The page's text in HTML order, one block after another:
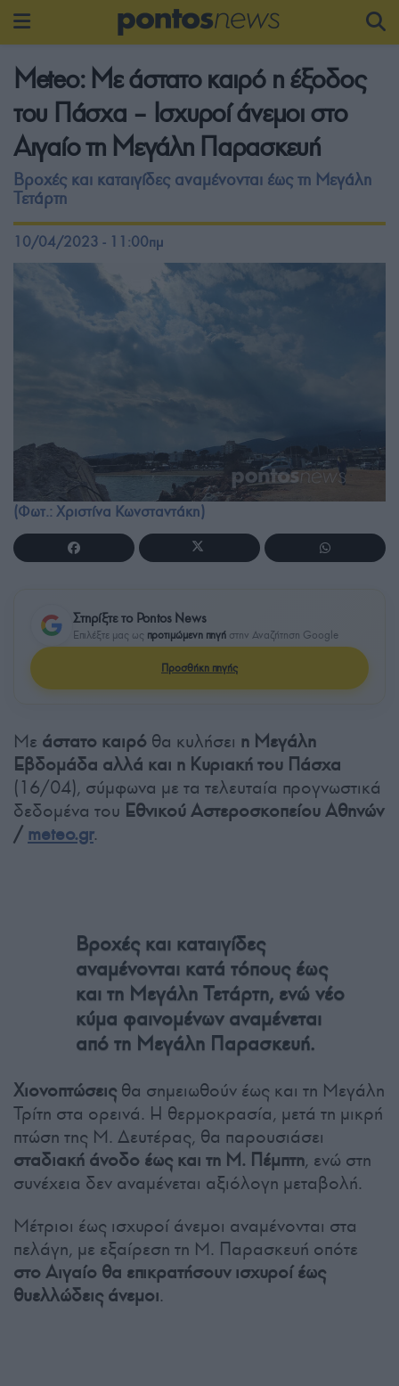
Meteo: Με άστατο καιρό η έξοδος
του Πάσχα – Ισχυροί άνεμοι στο
Αιγαίο τη Μεγάλη Παρασκευή
Βροχές και καταιγίδες αναμένονται έως τη Μεγάλη
Τετάρτη
10/04/2023 - 11:00πμ
(Φωτ.: Χριστίνα Κωνσταντάκη)
Στηρίξτε το Pontos News
Επιλέξτε μας ως προτιμώμενη πηγή στην Αναζήτηση Google
Προσθήκη πηγής
Με άστατο καιρό θα κυλήσει η Μεγάλη
Εβδομάδα αλλά και η Κυριακή του Πάσχα
(16/04), σύμφωνα με τα τελευταία προγνωστικά
δεδομένα του Εθνικού Αστεροσκοπείου Αθηνών
/ meteo.gr.
Βροχές και καταιγίδες
αναμένονται κατά τόπους έως
και τη Μεγάλη Τετάρτη, ενώ νέο
κύμα φαινομένων αναμένεται
από τη Μεγάλη Παρασκευή.
Χιονοπτώσειςθα σημειωθούν έως και τη Μεγάλη
Τρίτη στα ορεινά. Η θερμοκρασία, μετά τη μικρή
πτώση της Μ. Δευτέρας, θα παρουσιάσει
σταδιακή άνοδο έως και τη Μ. Πέμπτη, ενώ στη
συνέχεια δεν αναμένεται αξιόλογη μεταβολή.
Μέτριοι έως ισχυροί άνεμοι αναμένονται στα
πελάγη, με εξαίρεση τη Μ. Παρασκευή οπότε
στο Αιγαίο θα επικρατήσουν ισχυροί έως
θυελλώδεις άνεμοι.